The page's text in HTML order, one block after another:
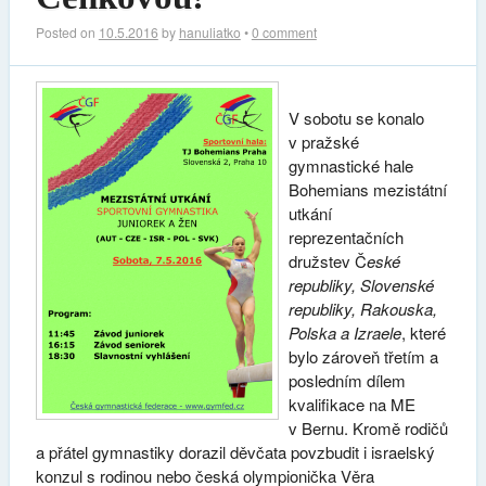
Posted on 10.5.2016 by hanuliatko •0 comment
V sobotu se konalo
v pražské
gymnastické hale
Bohemians mezistátní
utkání
reprezentačních
družstev České
republiky, Slovenské
republiky, Rakouska,
Polska a Izraele, které
bylo zároveň třetím a
posledním dílem
kvalifikace na ME
v Bernu. Kromě rodičů
a přátel gymnastiky dorazil děvčata povzbudit i israelský
konzul s rodinou nebo česká olympionička Věra